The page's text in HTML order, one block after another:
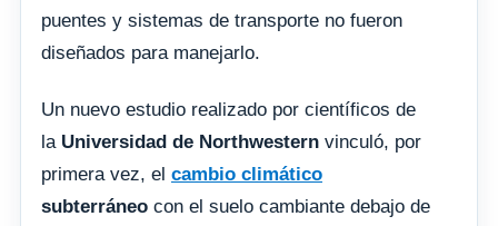
puentes y sistemas de transporte no fueron
diseñados para manejarlo.
Un nuevo estudio realizado por científicos de
la Universidad de Northwestern vinculó, por
primera vez, el cambio climático
subterráneo con el suelo cambiante debajo de